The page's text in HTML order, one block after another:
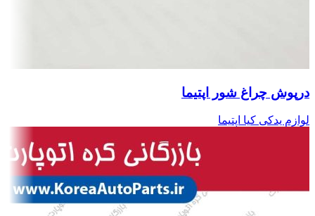
درپوش چراغ شور اپتیما
لوازم یدکی کیا اپتیما